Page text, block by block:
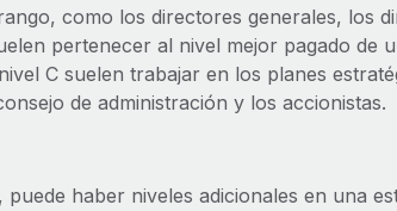
como los directores generales, los
pertenecer al nivel mejor pagado de
C suelen trabajar en los planes
de administración y los accionistas.
haber niveles adicionales en una